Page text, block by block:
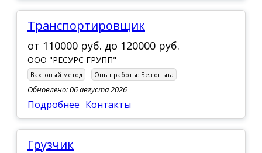
Транспортировщик
от 110000 руб. до 120000 руб.
ООО "РЕСУРС ГРУПП"
Вахтовый метод Опыт работы: Без опыта
Обновлено: 06 августа 2026
Подробнее Контакты
грузчик